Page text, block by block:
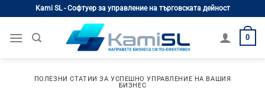
content
Kami SL - Софтуер за управление на търговската дейност
0
ПОЛЕЗНИ СТАТИИ ЗА УСПЕШНО УПРАВЛЕНИЕ НА ВАШИЯ
БИЗНЕС